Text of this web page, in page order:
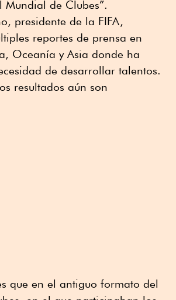
Mundial de Clubes”.
presidente de la FIFA,
reportes de prensa en
Oceanía y Asia donde ha
de desarrollar talentos.
resultados aún son
que en el antiguo formato del